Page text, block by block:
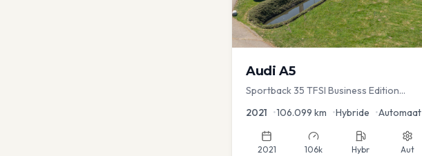
Audi A5
Sportback 35 TFSI Business Edition
2021 •106.099 km •Hybride •Automaat
2021 106k Hybr Aut